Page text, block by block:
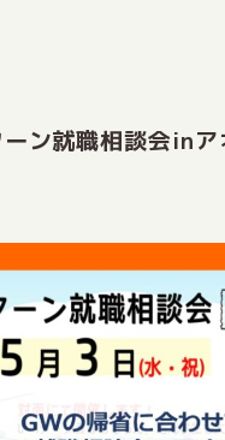
ン就職相談会inア